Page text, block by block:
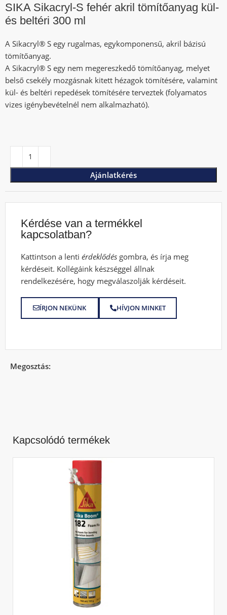
SIKA Sikacryl-S fehér akril tömítőanyag kül-
és beltéri 300 ml
A Sikacryl® S egy rugalmas, egykomponensű, akril bázisú
tömítőanyag.
A Sikacryl® S egy nem megereszkedő tömítőanyag, melyet
belső csekély mozgásnak kitett hézagok tömítésére, valamint
kül- és beltéri repedések tömítésére terveztek (folyamatos
vizes igénybevételnél nem alkalmazható).
Ajánlatkérés
Kérdése van a termékkel
kapcsolatban?
Kattintson a lentiérdeklődés gombra, és írja meg
kérdéseit. Kollégáink készséggel állnak
rendelkezésére, hogy megválaszolják kérdéseit.
ÍRJON NEKÜNK HÍVJON MINKET
Megosztás:
Kapcsolódó termékek